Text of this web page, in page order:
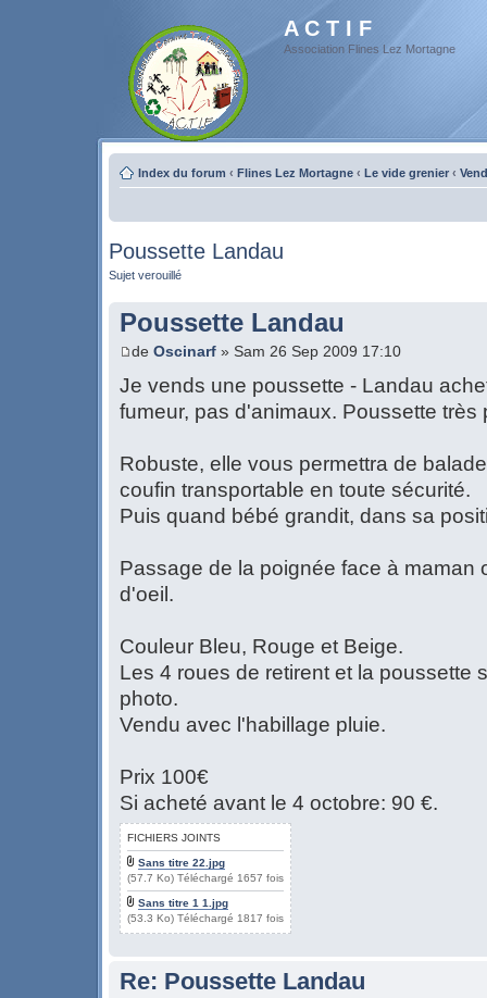
A C T I F
Association Flines Lez Mortagne
Index du forum ‹ Flines Lez Mortagne ‹ Le vide grenier ‹
Poussette Landau
Sujet verouillé
Poussette Landau
de Oscinarf » Sam 26 Sep 2009 17:10
Je vends une poussette - Landau
fumeur, pas d'animaux. Poussette très
Robuste, elle vous permettra de
coufin transportable en toute sécurité.
Puis quand bébé grandit, dans sa
Passage de la poignée face à maman
d'oeil.
Couleur Bleu, Rouge et Beige.
Les 4 roues de retirent et la poussette
photo.
Vendu avec l'habillage pluie.
Prix 100€
Si acheté avant le 4 octobre: 90 €.
FICHIERS JOINTS
Sans titre 22.jpg
(57.7 Ko) Téléchargé 1657 fois
Sans titre 1 1.jpg
(53.3 Ko) Téléchargé 1817 fois
Re: Poussette Landau